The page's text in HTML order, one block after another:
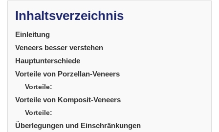
Inhaltsverzeichnis
Einleitung
Veneers besser verstehen
Hauptunterschiede
Vorteile von Porzellan-Veneers
Vorteile:
Vorteile von Komposit-Veneers
Vorteile:
Überlegungen und Einschränkungen